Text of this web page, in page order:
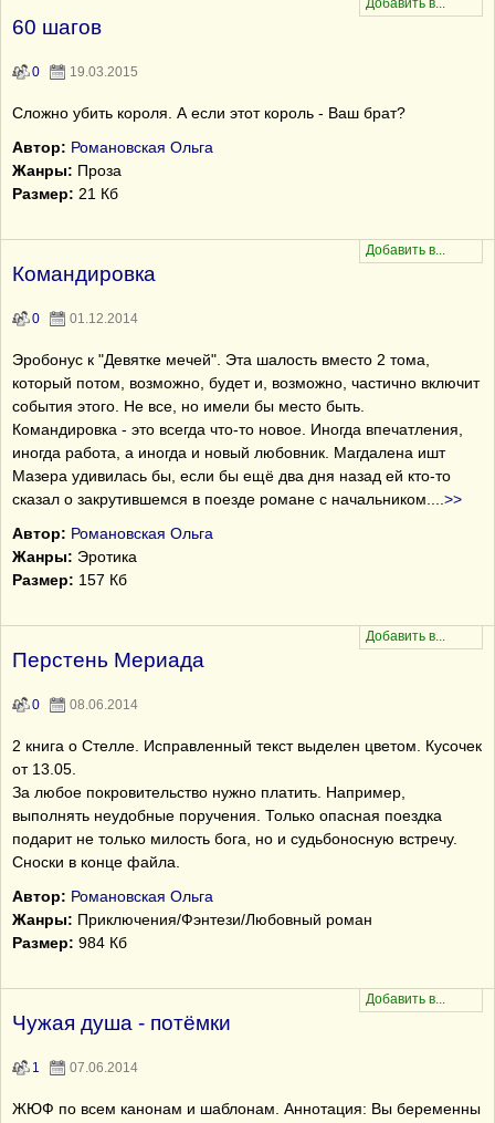
60 шагов
0 19.03.2015
Сложно убить короля. А если этот король - Ваш брат?
Автор: Романовская Ольга
Жанры: Проза
Размер: 21 Кб
Командировка
0 01.12.2014
Эробонус к "Девятке мечей". Эта шалость вместо 2 тома,
который потом, возможно, будет и, возможно, частично включит
события этого. Не все, но имели бы место быть.
Командировка - это всегда что-то новое. Иногда впечатления,
иногда работа, а иногда и новый любовник. Магдалена ишт
Мазера удивилась бы, если бы ещё два дня назад ей кто-то
сказал о закрутившемся в поезде романе с начальником.
>>
Автор: Романовская Ольга
Жанры: Эротика
Размер: 157 Кб
Перстень Мериада
0 08.06.2014
2 книга о Стелле. Исправленный текст выделен цветом. Кусочек
от 13.05.
За любое покровительство нужно платить. Например,
выполнять неудобные поручения. Только опасная поездка
подарит не только милость бога, но и судьбоносную встречу.
Сноски в конце файла.
Автор: Романовская Ольга
Жанры: Приключения/Фэнтези/Любовный роман
Размер: 984 Кб
Чужая душа - потёмки
1 07.06.2014
ЖЮФ по всем канонам и шаблонам. Аннотация: Вы беременны